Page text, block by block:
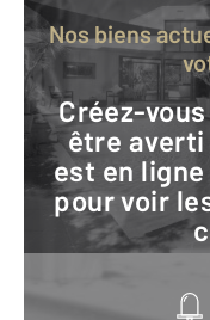
Nos biens actuels ne correspondent pas à
Créez-vous une alerte mail pour
être averti
est en
pour voir